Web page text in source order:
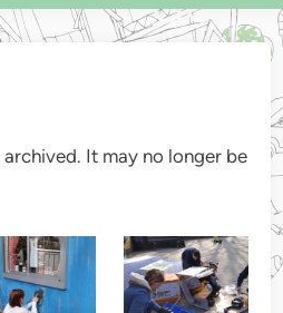
It may no longer be